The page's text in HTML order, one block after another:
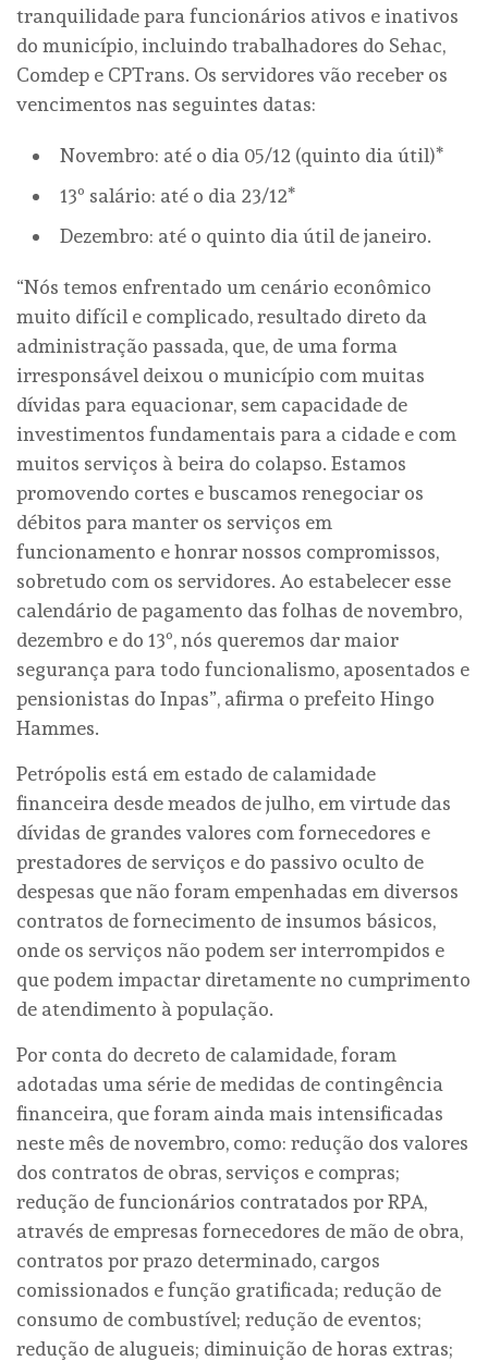
tranquilidade para funcionários ativos e inativos
do município, incluindo trabalhadores do Sehac,
Comdep e CPTrans. Os servidores vão receber os
vencimentos nas seguintes datas:
Novembro: até o dia 05/12 (quinto dia útil)*
13º salário: até o dia 23/12*
Dezembro: até o quinto dia útil de janeiro.
“Nós temos enfrentado um cenário econômico
muito difícil e complicado, resultado direto da
administração passada, que, de uma forma
irresponsável deixou o município com muitas
dívidas para equacionar, sem capacidade de
investimentos fundamentais para a cidade e com
muitos serviços à beira do colapso. Estamos
promovendo cortes e buscamos renegociar os
débitos para manter os serviços em
funcionamento e honrar nossos compromissos,
sobretudo com os servidores. Ao estabelecer esse
calendário de pagamento das folhas de novembro,
dezembro e do 13º, nós queremos dar maior
segurança para todo funcionalismo, aposentados e
pensionistas do Inpas”, afirma o prefeito Hingo
Hammes.
Petrópolis está em estado de calamidade
financeira desde meados de julho, em virtude das
dívidas de grandes valores com fornecedores e
prestadores de serviços e do passivo oculto de
despesas que não foram empenhadas em diversos
contratos de fornecimento de insumos básicos,
onde os serviços não podem ser interrompidos e
que podem impactar diretamente no cumprimento
de atendimento à população.
Por conta do decreto de calamidade, foram
adotadas uma série de medidas de contingência
financeira, que foram ainda mais intensificadas
neste mês de novembro, como: redução dos valores
dos contratos de obras, serviços e compras;
redução de funcionários contratados por RPA,
através de empresas fornecedores de mão de obra,
contratos por prazo determinado, cargos
comissionados e função gratificada; redução de
consumo de combustível; redução de eventos;
redução de alugueis; diminuição de horas extras;